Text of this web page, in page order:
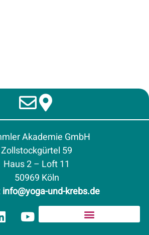
Akademie GmbH
Zollstockgürtel 59
Haus 2 – Loft 11
50969 Köln
info@yoga-und-krebs.de